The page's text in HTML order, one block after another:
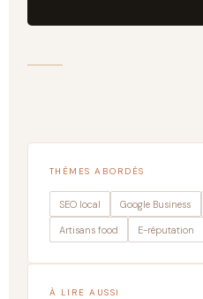
THÈMES ABORDÉS
SEO local Google Business
Artisans food E-réputation
À LIRE AUSSI